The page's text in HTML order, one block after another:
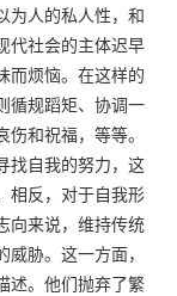
为人的私人性，和
代社会的主体迟早
而烦恼。在这样的
循规蹈矩、协调一
和祝福，等等。
找自我的努力，这
相反，对于自我形
向来说，维持传统
胁。这一方面，
述。他们抛弃了繁